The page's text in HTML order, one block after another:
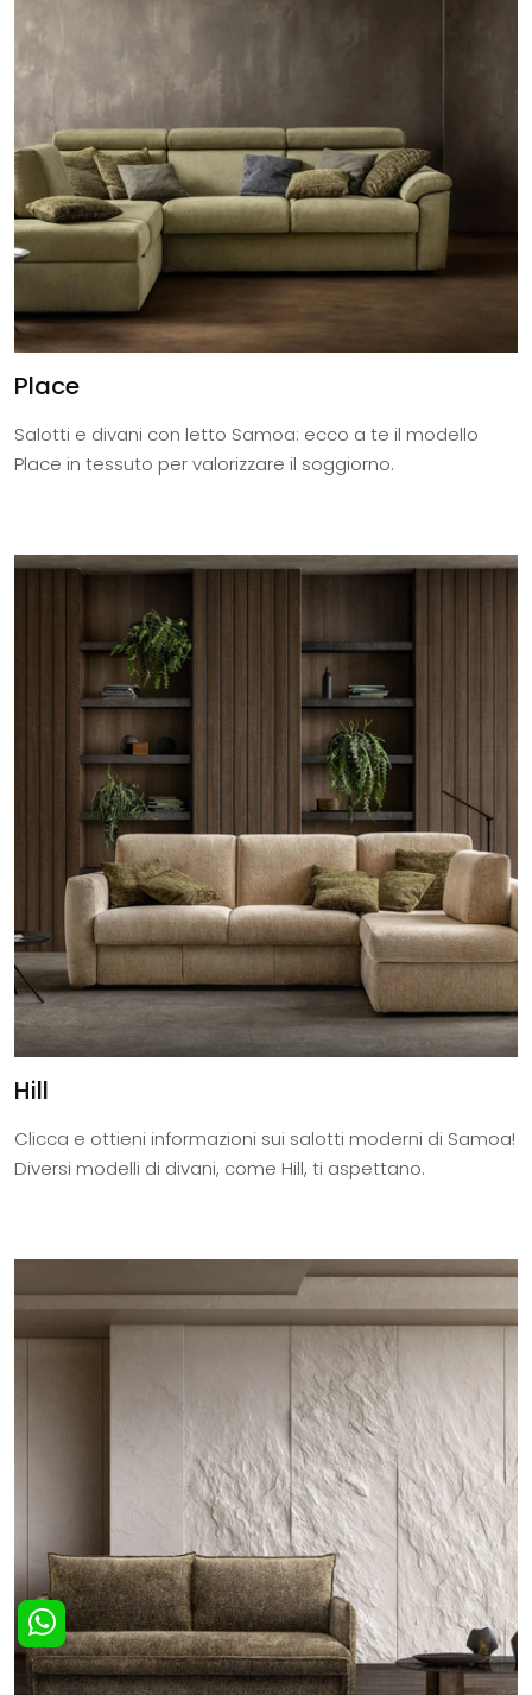
Place
Salotti e divani con letto Samoa: ecco a te il modello
Place in tessuto per valorizzare il soggiorno.
Hill
Clicca e ottieni informazioni sui salotti moderni di Samoa!
Diversi modelli di divani, come Hill, ti aspettano.